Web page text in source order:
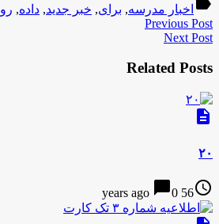
اخبار مدرسه, برای, خبر جدید, داده,
Previous Post
Next Post
Related Posts
description
۲۰
access_time
56 years ago
chat_bubble0